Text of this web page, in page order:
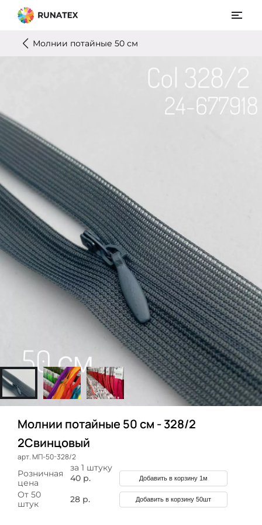
Молнии потайные 50 см
Молнии потайные 50 см - 328/2
2Свинцовый
арт. МП-50-328/2
за 1 штуку
Розничная
цена
40 р. Добавить в корзину 1м
От 50
штук
28 р. Добавить в корзину 50шт